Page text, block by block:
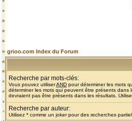
grioo.com Index du Forum
Recherche par mots-clés:
Vous pouvez utiliserAND pour déterminer les mots
déterminer les mots qui peuvent être présents dans
devraient pas être présents dans les résultats.
Recherche par auteur:
Utilisez * comme un joker pour des recherches